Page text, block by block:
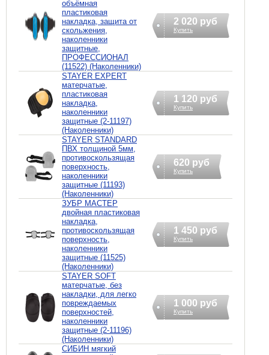
объёмная
пластиковая
накладка, защита от
скольжения,
наколенники
защитные,
ПРОФЕССИОНАЛ
(11522) (Наколенники)
2 020 руб
Купить
STAYER EXPERT
матерчатые,
пластиковая
накладка,
наколенники
защитные (2-11197)
(Наколенники)
1 120 руб
Купить
STAYER STANDARD
ПВХ толщиной 5мм,
противоскользящая
поверхность,
наколенники
защитные (11193)
(Наколенники)
620 руб
Купить
ЗУБР МАСТЕР
двойная пластиковая
накладка,
противоскользящая
поверхность,
наколенники
защитные (11525)
(Наколенники)
1 450 руб
Купить
STAYER SOFT
матерчатые, без
накладки, для легко
повреждаемых
поверхностей,
наколенники
защитные (2-11196)
(Наколенники)
1 000 руб
Купить
СИБИН мягкий